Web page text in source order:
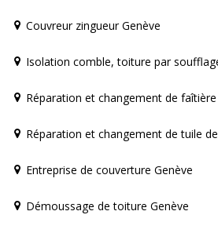
Couvreur zingueur Genève
Isolation comble, toiture par
Réparation et changement de
Réparation et changement de tuile
Entreprise de couverture Genève
Démoussage de toiture Genève